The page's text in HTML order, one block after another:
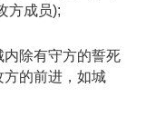
方成员);
除有守方的誓死
的前进，如城